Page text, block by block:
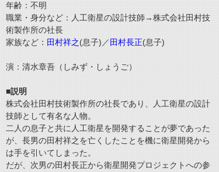
年齢：不明
職業・身分など：人工衛星の設計技師→株式会社田村技
術製作所の社長
家族など： 田村祥之(息子)／ 田村長正(息子)
演：清水章吾（しみず・しょうご）
■説明
株式会社田村技術製作所の社長であり、人工衛星の設計
技師として有名な人物。
二人の息子と共に人工衛星を開発することが夢であった
が、長男の田村祥之を亡くしたことを機に衛星開発から
は手を引いてしまった。
だが、次男の田村長正から衛星開発プロジェクトへの参